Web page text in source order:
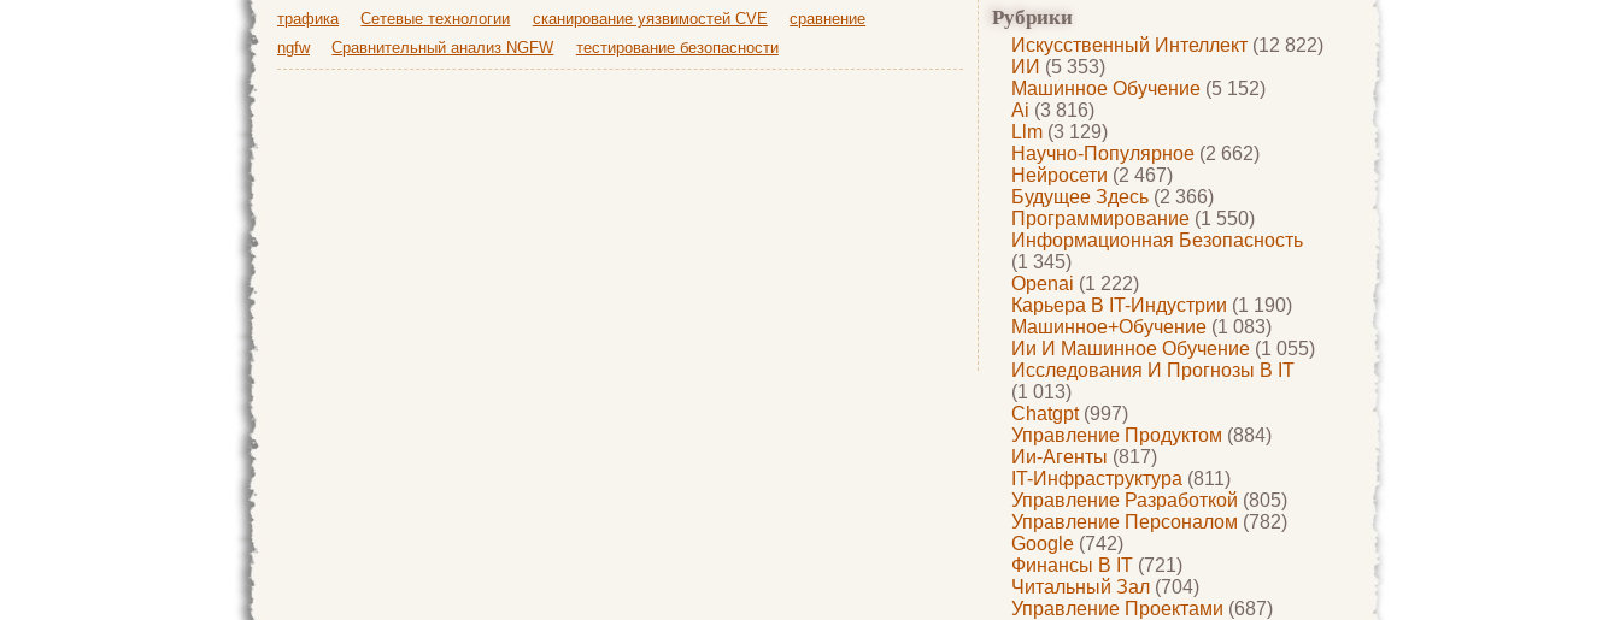
Рубрики
Искусственный Интеллект (12 822)
ИИ (5 353)
Машинное Обучение (5 152)
Ai (3 816)
Llm (3 129)
Научно-Популярное (2 662)
Нейросети (2 467)
Будущее Здесь (2 366)
Программирование (1 550)
Информационная Безопасность
(1 345)
Openai (1 222)
Карьера В IT-Индустрии (1 190)
Машинное+обучение (1 083)
Ии И Машинное Обучение (1 055)
Исследования И Прогнозы В IT
(1 013)
Chatgpt(997)
Управление Продуктом (884)
Ии-Агенты (817)
IT-Инфраструктура (811)
Управление Разработкой (805)
Управление Персоналом (782)
Google (742)
Финансы В IT (721)
Читальный Зал (704)
Управление Проектами (687)
трафика
Сетевые технологии сканирование уязвимостей CVE
сравнение
ngfw
Сравнительный анализ NGFW тестирование безопасности